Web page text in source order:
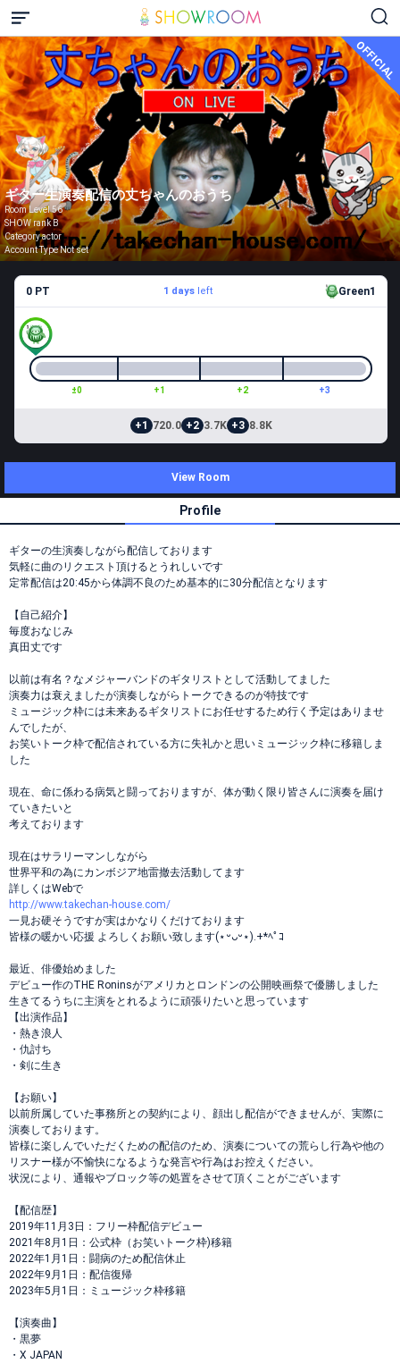
OFFICIAL
ギター生演奏配信の丈ちゃんのおうち
Room Level 56
SHOW rank B
Category actor
Account Type Not set
0 PT 1 daysleft Green1
±0 +1 +2 +3
+1 720.0 +2 3.7K +3 8.8K
View Room
Profile
ギターの生演奏しながら配信しております
気軽に曲のリクエスト頂けるとうれしいです
定常配信は20:45から体調不良のため基本的に30分配信となります
【自己紹介】
毎度おなじみ
真田丈です
以前は有名？なメジャーバンドのギタリストとして活動してました
演奏力は衰えましたが演奏しながらトークできるのが特技です
ミュージック枠には未来あるギタリストにお任せするため行く予定はありませ
んでしたが、
お笑いトーク枠で配信されている方に失礼かと思いミュージック枠に移籍しま
した
現在、命に係わる病気と闘っておりますが、体が動く限り皆さんに演奏を届け
ていきたいと
考えております
現在はサラリーマンしながら
世界平和の為にカンボジア地雷撤去活動してます
詳しくはWebで
http://www.takechan-house.com/
一見お硬そうですが実はかなりくだけております
皆様の暖かい応援 よろしくお願い致します(⋆ᵕᴗᵕ⋆).+*ﾍﾟｺ
最近、俳優始めました
デビュー作のTHE Roninsがアメリカとロンドンの公開映画祭で優勝しました
生きてるうちに主演をとれるように頑張りたいと思っています
【出演作品】
・熱き浪人
・仇討ち
・剣に生き
【お願い】
以前所属していた事務所との契約により、顔出し配信ができませんが、実際に
演奏しております。
皆様に楽しんでいただくための配信のため、演奏についての荒らし行為や他の
リスナー様が不愉快になるような発言や行為はお控えください。
状況により、通報やブロック等の処置をさせて頂くことがございます
【配信歴】
2019年11月3日：フリー枠配信デビュー
2021年8月1日：公式枠（お笑いトーク枠)移籍
2022年1月1日：闘病のため配信休止
2022年9月1日：配信復帰
2023年5月1日：ミュージック枠移籍
【演奏曲】
・黒夢
・X JAPAN